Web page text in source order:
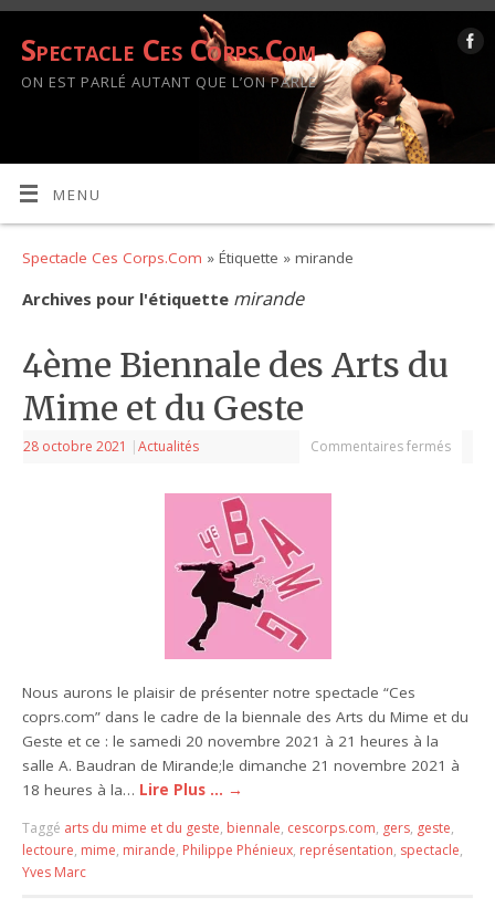
Spectacle Ces Corps.Com
ON EST PARLÉ AUTANT QUE L’ON PARLE
MENU
Spectacle Ces Corps.Com » Étiquette » mirande
Archives pour l'étiquette mirande
4ème Biennale des Arts du
Mime et du Geste
28 octobre 2021 |Actualités Commentaires fermés
Nous aurons le plaisir de présenter notre spectacle “Ces
coprs.com” dans le cadre de la biennale des Arts du Mime et du
Geste et ce : le samedi 20 novembre 2021 à 21 heures à la
salle A. Baudran de Mirande;le dimanche 21 novembre 2021 à
18 heures à la… Lire Plus … →
Taggé arts du mime et du geste, biennale, cescorps.com, gers, geste,
lectoure, mime, mirande, Philippe Phénieux, représentation, spectacle,
Yves Marc